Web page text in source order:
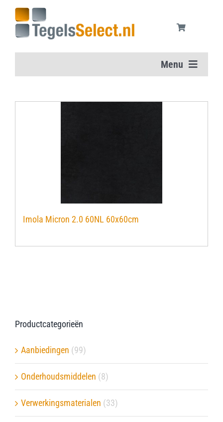
inhoud
Menu
Onderhoudsmiddelen
Verwerkingsmaterialen
Imola Micron 2.0 60NL 60x60cm
Productcategorieën
Aanbiedingen (99)
Onderhoudsmiddelen (8)
Verwerkingsmaterialen (33)